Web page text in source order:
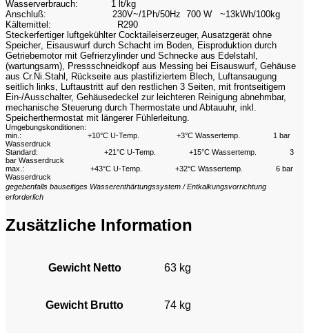
Wasserverbrauch:
1 lt/kg
Anschluß:
230V~/1Ph/50Hz 700 W ~13kWh/100kg
Kältemittel:
R290
Steckerfertiger luftgekühlter Cocktaileiserzeuger, Ausatzgerät ohne
Speicher, Eisauswurf durch Schacht im Boden,
Eisproduktion durch
Getriebemotor mit Gefrierzylinder und Schnecke aus Edelstahl,
(wartungsarm), Pressschneidkopf aus Messing bei Eisauswurf, Gehäuse
aus Cr.Ni.Stahl, Rückseite aus plastifiziertem Blech, Luftansaugung
seitlich links, Luftaustritt auf den restlichen 3 Seiten, mit frontseitigem
Ein-/Ausschalter, Gehäusedeckel zur leichteren Reinigung abnehmbar,
mechanische Steuerung durch Thermostate und Abtauuhr, inkl.
Speicherthermostat mit längerer Fühlerleitung.
Umgebungskonditionen:
min.:
+10°C U-Temp. +3°C Wassertemp.
1 bar
Wasserdruck
Standard:
+21°C U-Temp. +15°C Wassertemp.
3
bar Wasserdruck
max.:
+43°C U-Temp. +32°C Wassertemp.
6 bar
Wasserdruck
gegebenfalls bauseitiges Wasserenthärtungssystem / Entkalkungsvorrichtung
erforderlich
Zusätzliche Information
Gewicht Netto 63 kg
Gewicht Brutto 74 kg